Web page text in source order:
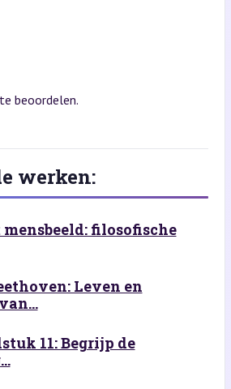
beoordelen.
werken:
filosofische
Leven en
11: Begrijp de